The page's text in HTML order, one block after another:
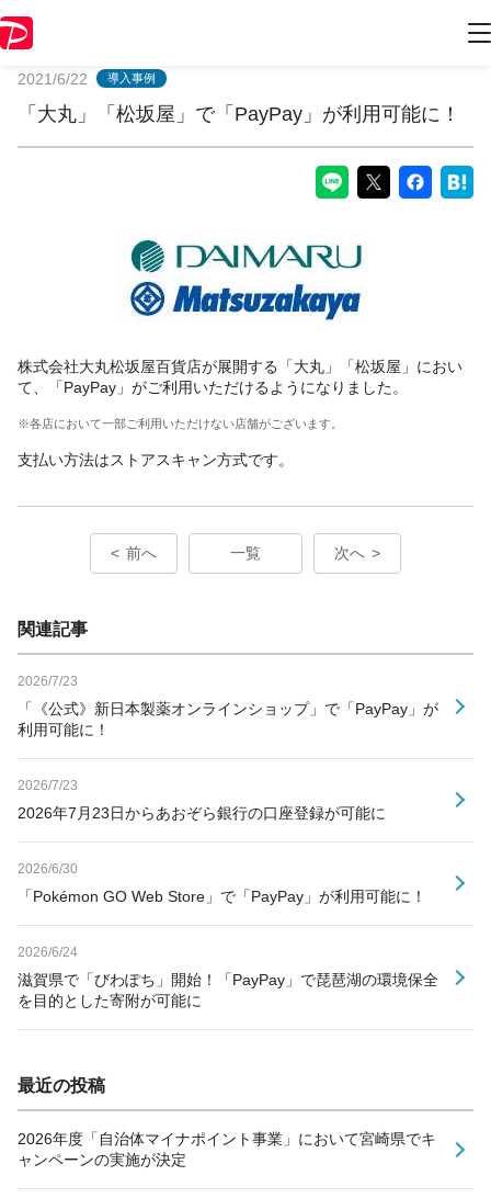
2021/6/22 導入事例
「大丸」「松坂屋」で「PayPay」が利用可能に！
株式会社大丸松坂屋百貨店が展開する「大丸」「松坂屋」におい
て、「PayPay」がご利用いただけるようになりました。
※各店において一部ご利用いただけない店舗がございます。
支払い方法はストアスキャン方式です。
前へ 一覧 次へ
関連記事
2026/7/23
「《公式》新日本製薬オンラインショップ」で「PayPay」が
利用可能に！
2026/7/23
2026年7月23日からあおぞら銀行の口座登録が可能に
2026/6/30
「Pokémon GO Web Store」で「PayPay」が利用可能に！
2026/6/24
滋賀県で「びわぽち」開始！「PayPay」で琵琶湖の環境保全
を目的とした寄附が可能に
最近の投稿
2026年度「自治体マイナポイント事業」において宮崎県でキ
ャンペーンの実施が決定